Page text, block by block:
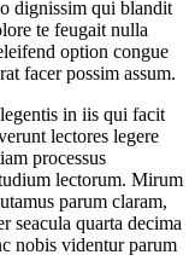
dignissim qui blandit
te feugait nulla
option congue
facer possim assum.
in iis qui facit
lectores legere
processus
lectorum. Mirum
parum claram,
seacula quarta decima
nobis videntur parum